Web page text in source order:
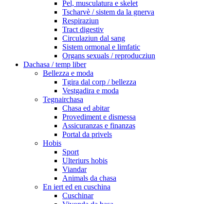
Pel, musculatura e skelet
Tscharvè / sistem da la gnerva
Respiraziun
Tract digestiv
Circulaziun dal sang
Sistem ormonal e limfatic
Organs sexuals / reproducziun
Dachasa / temp liber
Bellezza e moda
Tgira dal corp / bellezza
Vestgadira e moda
Tegnairchasa
Chasa ed abitar
Provediment e dismessa
Assicuranzas e finanzas
Portal da privels
Hobis
Sport
Ulteriurs hobis
Viandar
Animals da chasa
En iert ed en cuschina
Cuschinar